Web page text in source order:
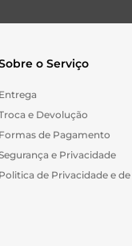
o Serviço
Entrega
e Devolução
Formas de Pagamento
e Privacidade
Politica de Privacidade e